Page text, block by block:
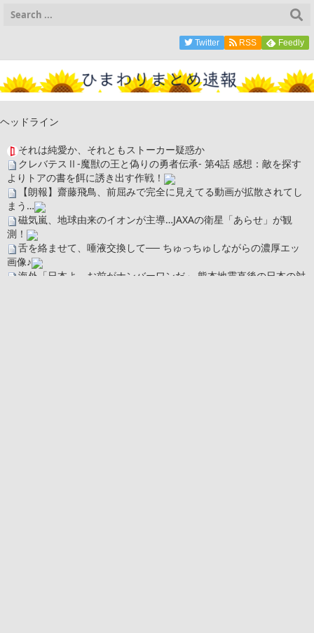
Twitter RSS Feedly
ヘッドライン
それは純愛か、それともストーカー疑惑か
クレバテスⅡ-魔獣の王と偽りの勇者伝承- 第4話 感想：敵を探す
よりトアの書を餌に誘き出す作戦！
【朗報】齋藤飛鳥、前屈みで完全に見えてる動画が拡散されてし
まう…
磁気嵐、地球由来のイオンが主導…JAXAの衛星「あらせ」が観
測！
舌を絡ませて、唾液交換して── ちゅっちゅしながらの濃厚エッ
画像♪
海外「日本よ、お前がナンバーワンだ」 熊本地震直後の日本の対